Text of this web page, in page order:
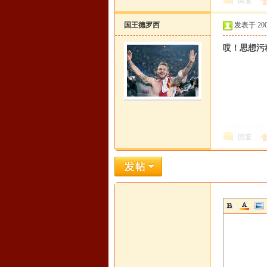
国王德罗西 发表于
哎！思想污
回复